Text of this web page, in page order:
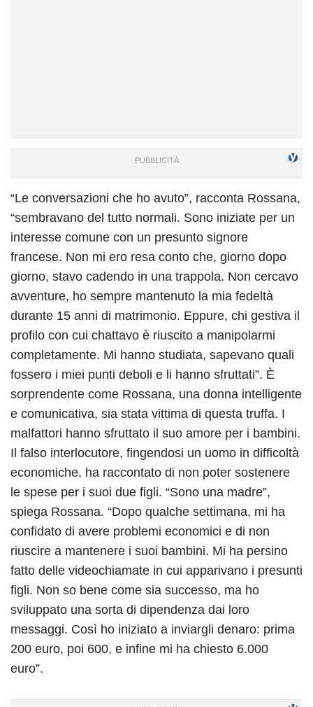
“Le conversazioni che ho avuto”, racconta Rossana,
“sembravano del tutto normali. Sono iniziate per un
interesse comune con un presunto signore
francese. Non mi ero resa conto che, giorno dopo
giorno, stavo cadendo in una trappola. Non cercavo
avventure, ho sempre mantenuto la mia fedeltà
durante 15 anni di matrimonio. Eppure, chi gestiva il
profilo con cui chattavo è riuscito a manipolarmi
completamente. Mi hanno studiata, sapevano quali
fossero i miei punti deboli e li hanno sfruttati”. È
sorprendente come Rossana, una donna intelligente
e comunicativa, sia stata vittima di questa truffa. I
malfattori hanno sfruttato il suo amore per i bambini.
Il falso interlocutore, fingendosi un uomo in difficoltà
economiche, ha raccontato di non poter sostenere
le spese per i suoi due figli. “Sono una madre”,
spiega Rossana. “Dopo qualche settimana, mi ha
confidato di avere problemi economici e di non
riuscire a mantenere i suoi bambini. Mi ha persino
fatto delle videochiamate in cui apparivano i presunti
figli. Non so bene come sia successo, ma ho
sviluppato una sorta di dipendenza dai loro
messaggi. Così ho iniziato a inviargli denaro: prima
200 euro, poi 600, e infine mi ha chiesto 6.000
euro”.